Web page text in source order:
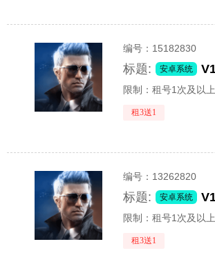
编号： 15182830
标题: 安卓系统
限制：租号1次及以上
租3送1
编号： 13262820
标题: 安卓系统
限制：租号1次及以上
租3送1